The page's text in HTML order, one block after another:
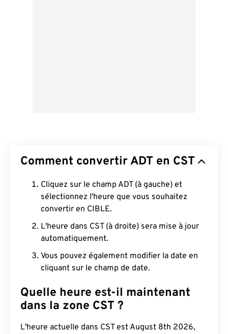
Comment convertir ADT en CST
Cliquez sur le champ ADT (à gauche) et
sélectionnez l'heure que vous souhaitez
convertir en CIBLE.
L'heure dans CST (à droite) sera mise à jour
automatiquement.
Vous pouvez également modifier la date en
cliquant sur le champ de date.
Quelle heure est-il maintenant
dans la zone CST ?
L'heure actuelle dans CST est August 8th 2026,